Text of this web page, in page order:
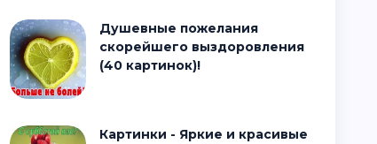
Душевные пожелания
скорейшего выздоровления
(40 картинок)!
Картинки - Яркие и красивые